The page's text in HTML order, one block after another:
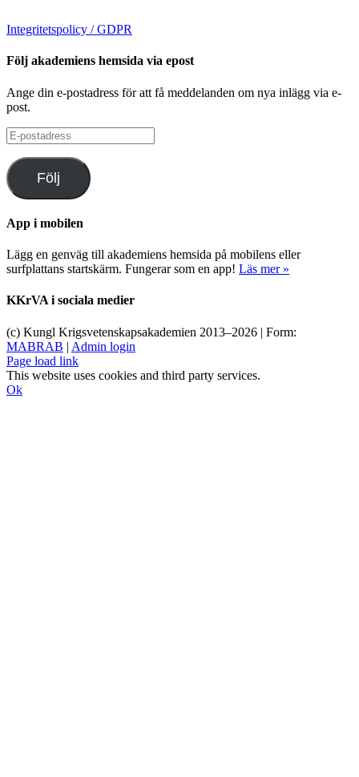
Integritetspolicy / GDPR
Följ akademiens hemsida via epost
Ange din e-postadress för att få meddelanden om nya inlägg via e-
post.
E-
postadress
Följ
App i mobilen
Lägg en genväg till akademiens hemsida på mobilens eller
surfplattans startskärm. Fungerar som en app! Läs mer »
KKrVA i sociala medier
(c) Kungl Krigsvetenskapsakademien 2013–2026 | Form:
MABRAB | Admin login
Page load link
This website uses cookies and third party services.
Ok